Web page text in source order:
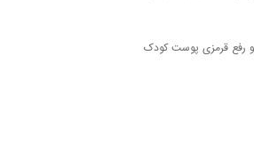
و رفع قرمزی پوست کودک